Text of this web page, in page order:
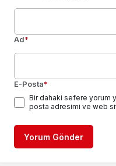
Ad*
E-Posta*
Bir dahaki sefere yorum
posta adresimi ve web
Yorum Gönder